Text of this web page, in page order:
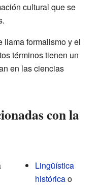
cultural que se
llama formalismo y el
términos tienen un
en las ciencias
con la
Lingüística
históricao